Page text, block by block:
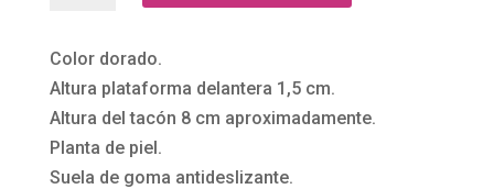
dorada
con
plataforma
de
El
Color dorado.
Altura plataforma delantera 1,5 cm.
Altura del tacón 8 cm aproximadamente.
Planta de piel.
Suela de goma antideslizante.